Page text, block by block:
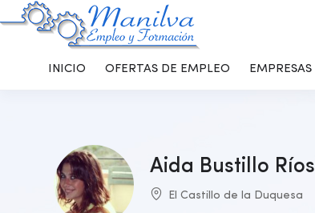
INICIO OFERTAS DE EMPLEO EMPRESAS
Aida Bustillo Ríos
El Castillo de la Duquesa